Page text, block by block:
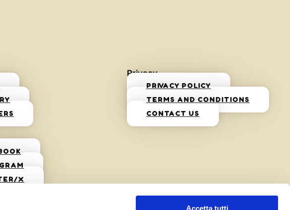
Accetta tutti
Privacy
PRIVACY POLICY
TERMS AND CONDITIONS
CONTACT US
X